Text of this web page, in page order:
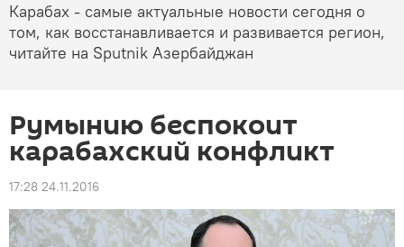
Карабах - самые актуальные новости сегодня о
том, как восстанавливается и развивается регион,
читайте на Sputnik Азербайджан
Румынию беспокоит
карабахский конфликт
17:28 24.11.2016